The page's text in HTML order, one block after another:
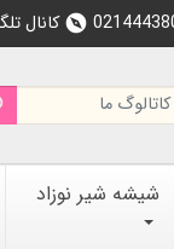
exploreکانال
شیشه شیر نوزاد